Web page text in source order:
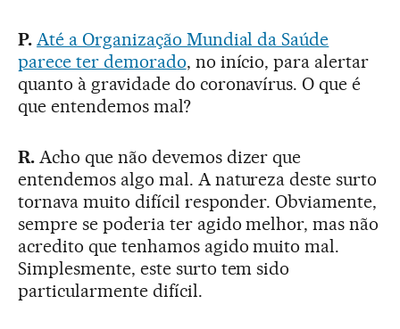
P. Até a Organização Mundial da Saúde
parece ter demorado, no início, para alertar
quanto à gravidade do coronavírus. O que é
que entendemos mal?
R.Acho que não devemos dizer que
entendemos algo mal. A natureza deste surto
tornava muito difícil responder. Obviamente,
sempre se poderia ter agido melhor, mas não
acredito que tenhamos agido muito mal.
Simplesmente, este surto tem sido
particularmente difícil.